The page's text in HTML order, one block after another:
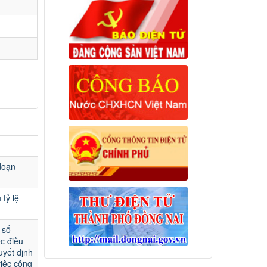
tỷ lệ
điều
định
công